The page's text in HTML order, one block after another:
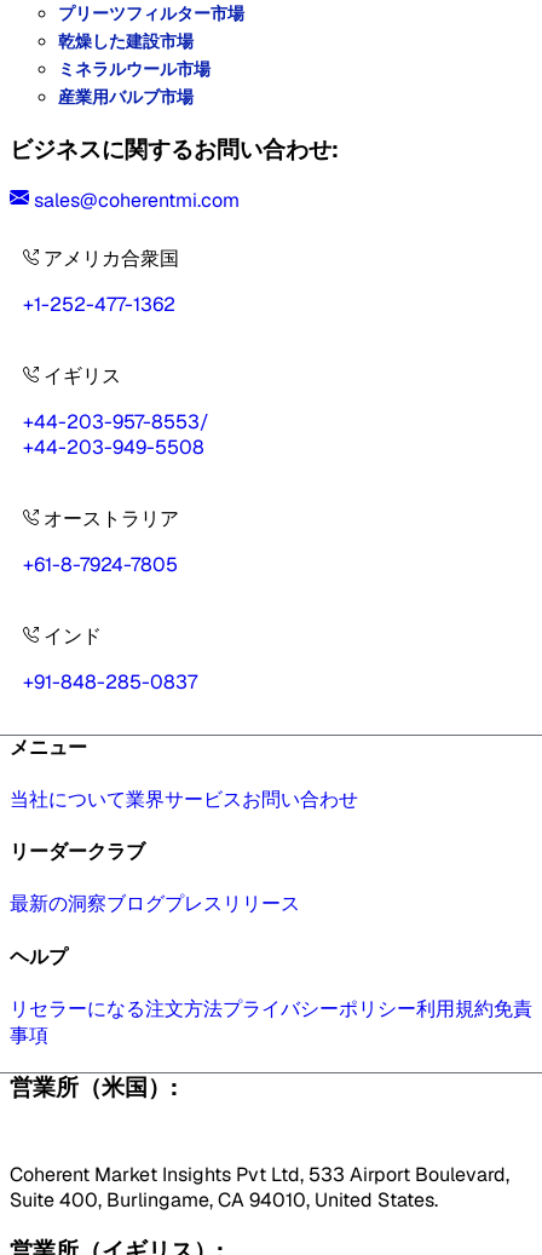
プリーツフィルター市場
乾燥した建設市場
ミネラルウール市場
産業用バルブ市場
ビジネスに関するお問い合わせ:
sales@coherentmi.com
アメリカ合衆国
+1-252-477-1362
イギリス
+44-203-957-8553/
+44-203-949-5508
オーストラリア
+61-8-7924-7805
インド
+91-848-285-0837
メニュー
当社について業界サービスお問い合わせ
リーダークラブ
最新の洞察ブログプレスリリース
ヘルプ
リセラーになる注文方法プライバシーポリシー利用規約免責
事項
営業所（米国）:
Coherent Market Insights Pvt Ltd, 533 Airport Boulevard,
Suite 400, Burlingame, CA 94010, United States.